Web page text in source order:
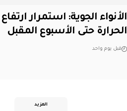
الأنواء الجوية: استمرار
الحرارة حتى الأسبوع المقبل
قبل يوم واحد
المزيد